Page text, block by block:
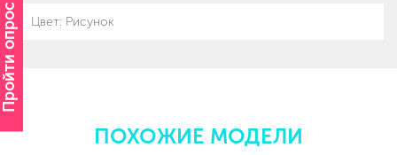
Пройти опрос Цвет: Рисунок
ПОХОЖИЕ МОДЕЛИ